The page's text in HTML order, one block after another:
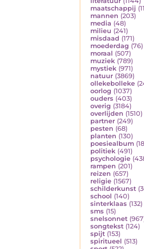
maatschappij
mannen (203)
media (48)
milieu (241)
misdaad (171)
moederdag (76)
moraal (507)
muziek (789)
mystiek (971)
natuur (3869)
ollekebolleke
oorlog (1037)
ouders (403)
overig (3184)
overlijden (1510)
partner (249)
pesten (68)
planten (130)
poesiealbum
politiek (491)
psychologie
rampen (201)
reizen (657)
religie (1567)
schilderkunst
school (140)
sinterklaas (132)
sms (15)
snelsonnet
songtekst (124)
spijt (153)
spiritueel (513)